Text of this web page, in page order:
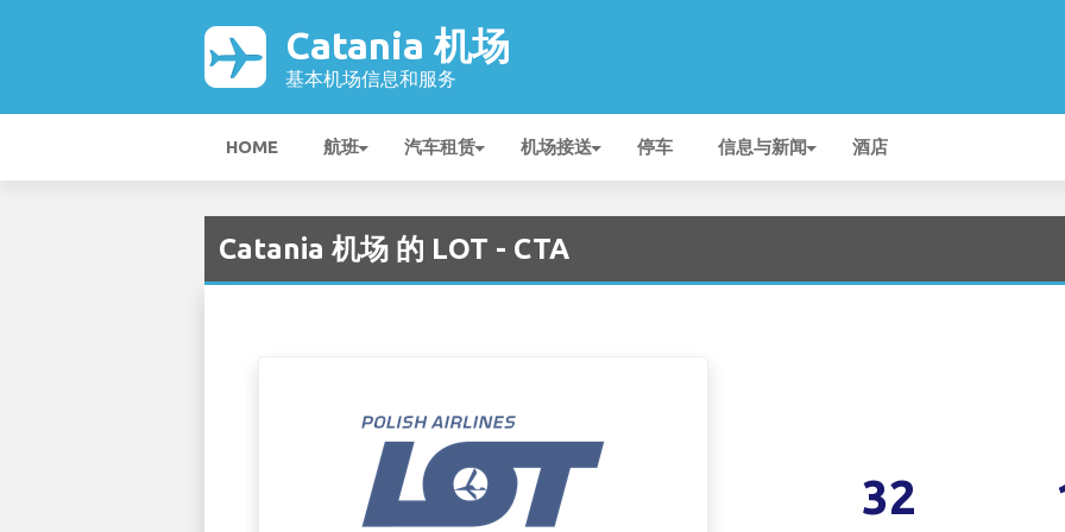
Catania 机场
基本机场信息和服务
HOME 航班 汽车租赁 机场接送 停车 信息与新闻 酒店
Catania 机场 的 LOT - CTA
32